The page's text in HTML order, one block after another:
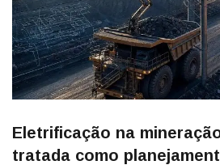
Eletrificação na
tratada como